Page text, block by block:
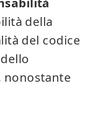
della
del codice
nonostante